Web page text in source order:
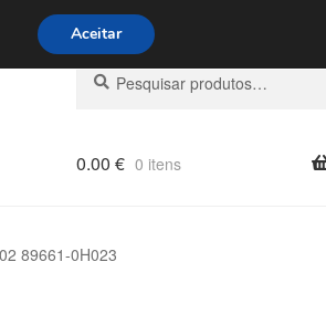
9h às 16h800 500 967
Pesquisar
por:
Pesquisa
0.00 € 0 itens
89661-0H023
Aceitar